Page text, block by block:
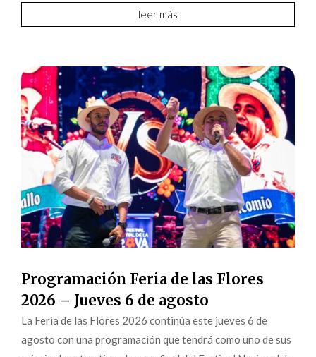
leer más
Programación Feria de las Flores
2026 – Jueves 6 de agosto
La Feria de las Flores 2026 continúa este jueves 6 de
agosto con una programación que tendrá como uno de sus